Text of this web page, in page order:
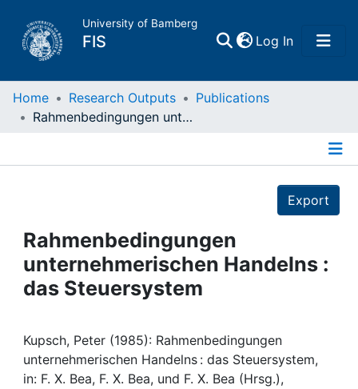
University of Bamberg
FIS Log In(current)
Home
Projects
People
Awards
Home Research Outputs
Publications
Rahmenbedingungen unternehmerischen Handelns : das Steuersystem
Export
Rahmenbedingungen
unternehmerischen Handelns :
das Steuersystem
Kupsch, Peter (1985): Rahmenbedingungen
unternehmerischen Handelns : das Steuersystem,
in: F. X. Bea, F. X. Bea, und F. X. Bea (Hrsg.),